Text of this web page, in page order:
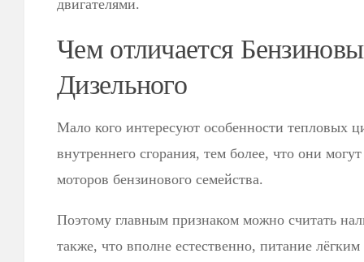
двигателями.
Чем отличается
Дизельного
Мало кого интересуют особенности тепловых
внутреннего сгорания, тем более, что они
моторов бензинового семейства.
Поэтому главным признаком можно считать
также, что вполне естественно, питание